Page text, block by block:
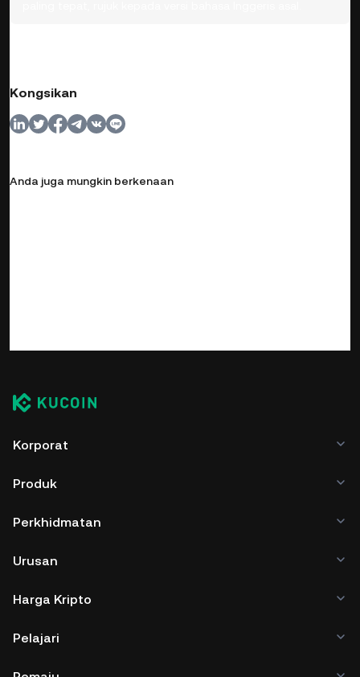
Kongsikan
Anda juga mungkin berkenaan
Korporat
Produk
Perkhidmatan
Urusan
Harga Kripto
Pelajari